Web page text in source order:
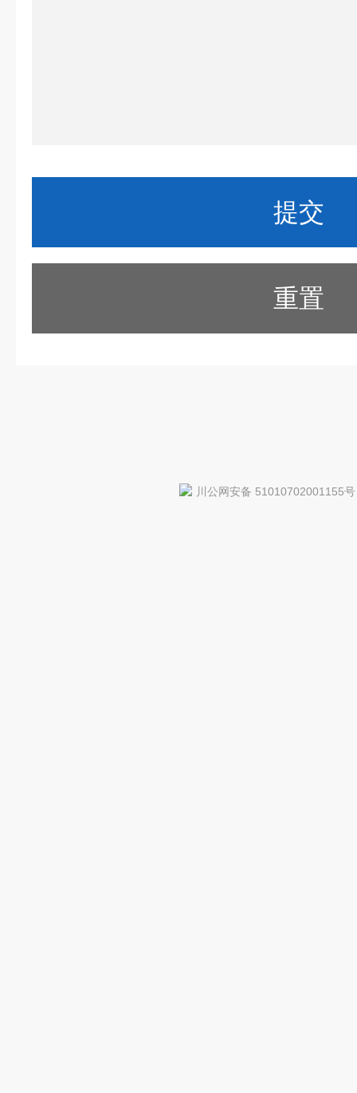
重置
川公网安备 51010702001155号